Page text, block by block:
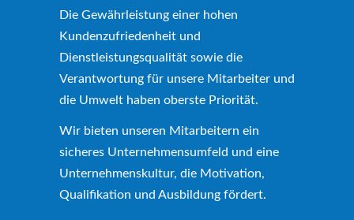
Die Gewährleistung einer hohen
Kundenzufriedenheit und
Dienstleistungsqualität sowie die
Verantwortung für unsere Mitarbeiter und
die Umwelt haben oberste Priorität.
Wir bieten unseren Mitarbeitern ein
sicheres Unternehmensumfeld und eine
Unternehmenskultur, die Motivation,
Qualifikation und Ausbildung fördert.